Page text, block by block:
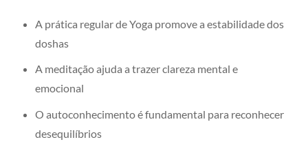
A prática regular de Yoga promove a estabilidade dos
doshas
A meditação ajuda a trazer clareza mental e
emocional
O autoconhecimento é fundamental para reconhecer
desequilíbrios